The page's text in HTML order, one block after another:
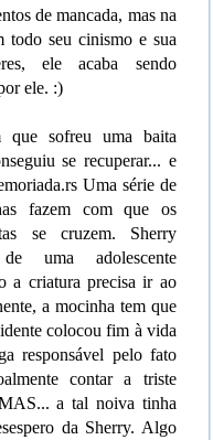
de mancada, mas na
todo seu cinismo e sua
ele acaba sendo
ele. :)
que sofreu uma baita
se recuperar... e
Uma série de
fazem com que os
se cruzem. Sherry
uma adolescente
a criatura precisa ir ao
a mocinha tem que
colocou fim à vida
responsável pelo fato
contar a triste
a tal noiva tinha
da Sherry. Algo